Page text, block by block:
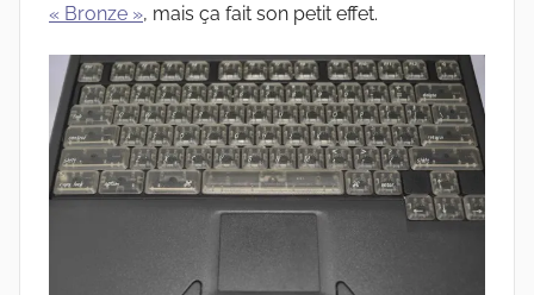
« Bronze », mais ça fait son petit effet.